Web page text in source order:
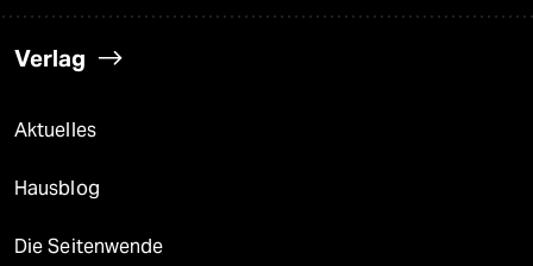
Verlag
Aktuelles
Hausblog
Die Seitenwende